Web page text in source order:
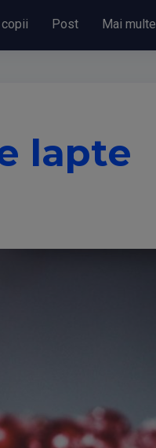
Post Mai multe
lapte